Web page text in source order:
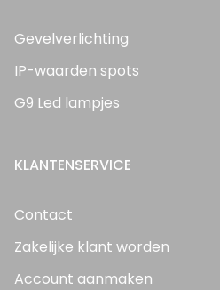
Gevelverlichting
IP-waarden spots
G9 Led lampjes
KLANTENSERVICE
Contact
Zakelijke klant worden
Account aanmaken